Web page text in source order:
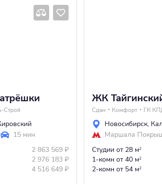
Строй
15 мин
2 863 569 ₽
2 976 183 ₽
4 516 649 ₽
ЖК
Сдан Комфорт ГК
Новосибирск,
Маршала
Студии от 28 м2
1-комн от 40 м2
2-комн от 54 м2